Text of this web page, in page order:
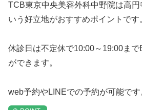
TCB東京中央美容外科中野院は高円
いう好立地がおすすめポイントです
休診日は不定休で10:00～19:00まで
ができます。
web予約やLINEでの予約が可能です